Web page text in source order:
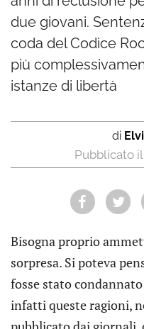
due giovani.
coda del Codice
più
istanze di libertà
di
Bisogna proprio
sorpresa. Si poteva
fosse stato
infatti queste ragioni,